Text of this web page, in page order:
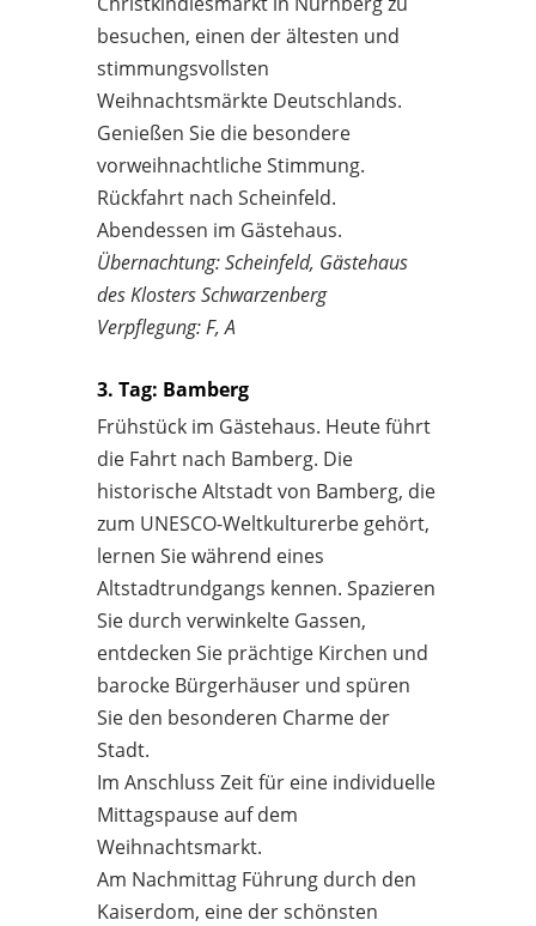
besuchen, einen der ältesten und
stimmungsvollsten
Weihnachtsmärkte Deutschlands.
Genießen Sie die besondere
vorweihnachtliche Stimmung.
Rückfahrt nach Scheinfeld.
Abendessen im Gästehaus.
Übernachtung: Scheinfeld, Gästehaus
des Klosters Schwarzenberg
Verpflegung: F, A
3. Tag: Bamberg
Frühstück im Gästehaus. Heute führt
die Fahrt nach Bamberg. Die
historische Altstadt von Bamberg, die
zum UNESCO-Weltkulturerbe gehört,
lernen Sie während eines
Altstadtrundgangs kennen. Spazieren
Sie durch verwinkelte Gassen,
entdecken Sie prächtige Kirchen und
barocke Bürgerhäuser und spüren
Sie den besonderen Charme der
Stadt.
Im Anschluss Zeit für eine individuelle
Mittagspause auf dem
Weihnachtsmarkt.
Am Nachmittag Führung durch den
Kaiserdom, eine der schönsten